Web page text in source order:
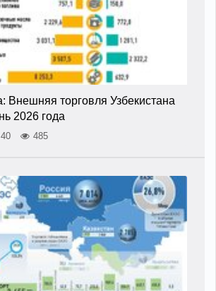
Внешняя торговля Узбекистана
2026 года
485